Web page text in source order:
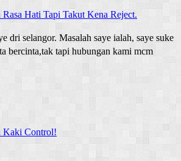
Hati Tapi Takut Kena Reject.
dri selangor. Masalah saye ialah, saye suke
bercinta,tak tapi hubungan kami mcm
Kaki Control!